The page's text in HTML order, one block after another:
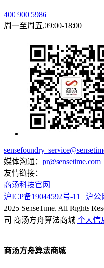
400 900 5986
周一至周五,09:00-18:00
媒体沟通： pr@sensetime.com
友情链接：
商汤科技官网
沪ICP备19044592号-11 | 沪公
2025 SenseTime. All Rights
司 商汤方舟算法商城 个人信
商汤方舟算法商城